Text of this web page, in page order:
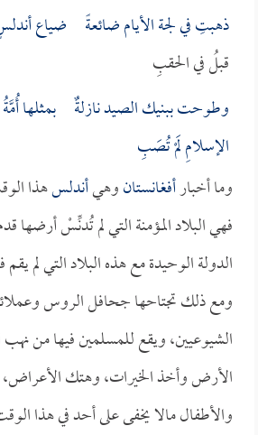
ذهبتِ في لجة الأيام ضائعةً ضياع
قبلُ في الحقبِ
وطوحت ببنيك الصيد نازلةٌ بمثلها أُمَّةُ
الإسلامِ لَمْ تُصَبِ
وما أخبارأفغانستانوهيأندلسهذا
فهي البلاد المؤمنة التي لم تُدنِّسْ أرضها
الدولة الوحيدة مع هذه البلاد التي لم
ومع ذلك تجتاحها جحافل الروس
الشيوعيين، ويقع للمسلمين فيها من نهب
الأرض وأخذ الخيرات، وهتك الأعراض،
والأطفال مالا يخفى على أحد في هذا